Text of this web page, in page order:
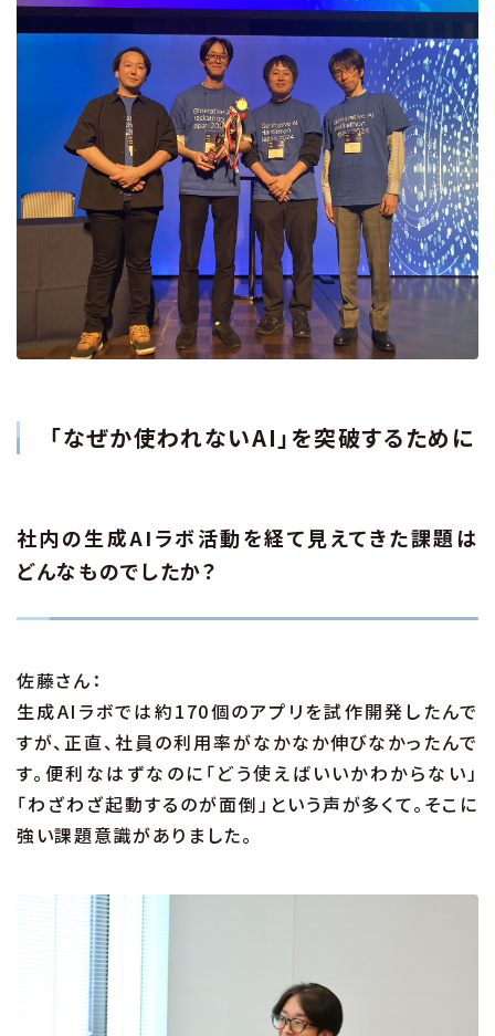
「なぜか使われないAI」を突破するために
社内の生成AIラボ活動を経て見えてきた課題は
どんなものでしたか？
佐藤さん：
生成AIラボでは約170個のアプリを試作開発したんで
すが、正直、社員の利用率がなかなか伸びなかったんで
す。便利なはずなのに「どう使えばいいかわからない」
「わざわざ起動するのが面倒」という声が多くて。そこに
強い課題意識がありました。